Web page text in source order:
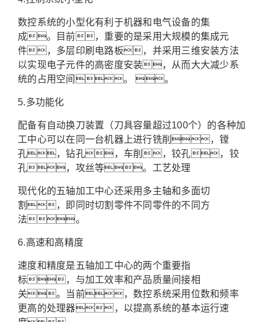
数控系统的小型化有利于机器和电气设备的集
成。目前，重要的是采用大规模的集成元
件，多层印刷电路板，并采用三维安装方法
以实现电子元件的高密度安装，从而大大减少系
统的占用空间。 。
5.多功能化
配备有自动换刀装置（刀具容量超过100个）的各种加
工中心可以在同一台机器上进行铣削，镗
孔，钻孔，车削，铰孔，铰
孔，攻丝等。工艺处理
现代化的五轴加工中心还采用多主轴和多面切
割，即同时切割零件不同零件的不同方
法。
6.高速和高精度
速度和精度是五轴加工中心的两个重要指
标，与加工效率和产品质量间接相
关。当前，数控系统采用位数和频率
更高的处理器，以提高系统的基本运行速